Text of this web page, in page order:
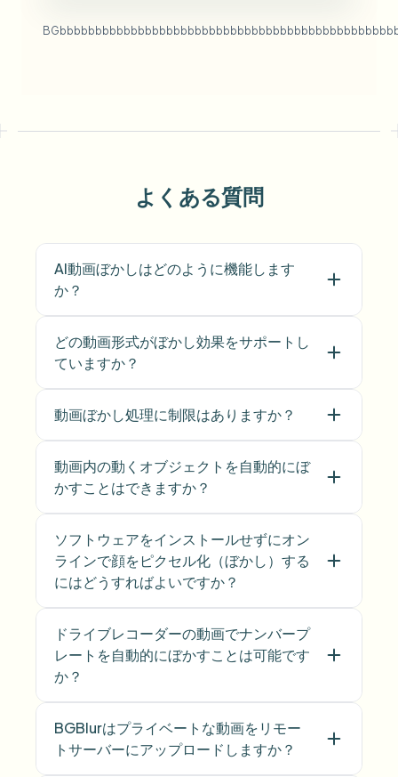
よくある質問
AI動画ぼかしはどのように機能します
か？
どの動画形式がぼかし効果をサポートし
ていますか？
動画ぼかし処理に制限はありますか？
動画内の動くオブジェクトを自動的にぼ
かすことはできますか？
ソフトウェアをインストールせずにオン
ラインで顔をピクセル化（ぼかし）する
にはどうすればよいですか？
ドライブレコーダーの動画でナンバープ
レートを自動的にぼかすことは可能です
か？
BGBlurはプライベートな動画をリモー
トサーバーにアップロードしますか？